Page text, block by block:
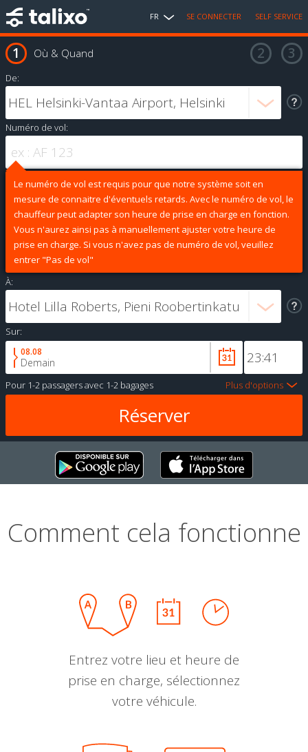
FR SE CONNECTER SELF SERVICE
Où & Quand
De:
Numéro de vol:
Le numéro de vol est requis pour que notre système soit en
mesure de connaitre d'éventuels retards. Avec le numéro de vol, le
chauffeur peut adapter son heure de prise en charge en fonction.
Vous n'aurez ainsi pas à manuellement ajuster votre heure de
prise en charge. Si vous n'avez pas de numéro de vol, veuillez
entrer "Pas de vol"
À:
Sur:
08.08
Demain
Pour 1-2 passagersavec 1-2 bagages Plus d'options
Comment cela fonctionne
Entrez votre lieu et heure de
prise en charge, sélectionnez
votre véhicule.